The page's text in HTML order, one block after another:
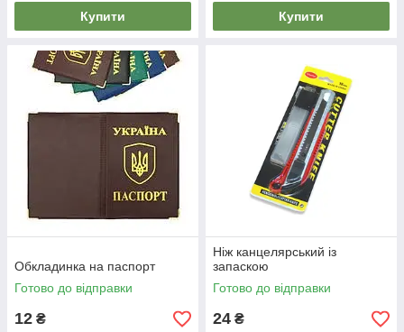
Купити Купити
Обкладинка на паспорт
Готово до відправки
12 ₴
Ніж канцелярський із
запаскою
Готово до відправки
24 ₴